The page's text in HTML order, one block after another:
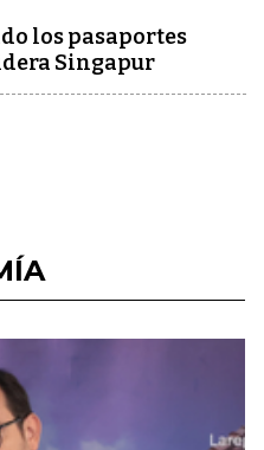
los pasaportes
Singapur